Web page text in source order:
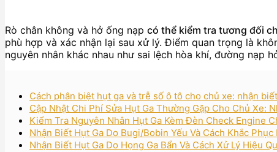
Rò chân không và hở ống nạp có thể kiểm tra tương đối
phù hợp và xác nhận lại sau xử lý. Điểm quan trọng là
nguyên nhân khác nhau như sai lệch hòa khí, đường nạp
Cách phân biệt hụt ga và trễ số ô tô cho chủ xe: nhận
Cập Nhật Chi Phí Sửa Hụt Ga Thường Gặp Cho Chủ Xe:
Kiểm Tra Nguyên Nhân Hụt Ga Kèm Đèn Check Engine
Nhận Biết Hụt Ga Do Bugi/Bobin Yếu Và Cách Khắc
Nhận Biết Hụt Ga Do Họng Ga Bẩn Và Cách Xử Lý Hiệu